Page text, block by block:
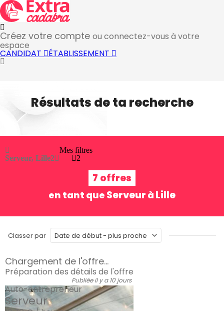
Créez votre compte ou connectez-vous à votre
espace
CANDIDAT ÉTABLISSEMENT
Résultats de ta recherche
Serveur, Lille2
Mes filtres
2
7 offres
en tant que Serveur à Lille
Classer par
Chargement de l'offre...
Préparation des détails de l'offre
Publiée il y a 10 jours
Auto-entrepreneur
Serveur